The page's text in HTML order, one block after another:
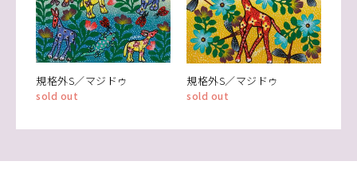
規格外S／マジドゥ
sold out
規格外S／マジドゥ
sold out